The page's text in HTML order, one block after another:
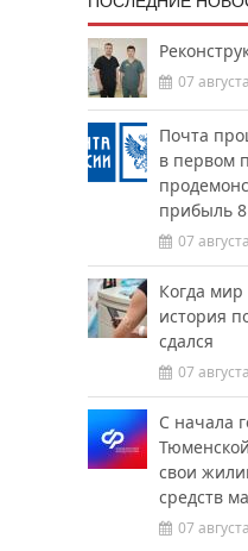
07
Почта
в первом
прибыль
07
Когда мир
история
сдался
07
С начала
свои
средств
07